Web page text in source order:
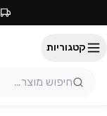
קטגוריות